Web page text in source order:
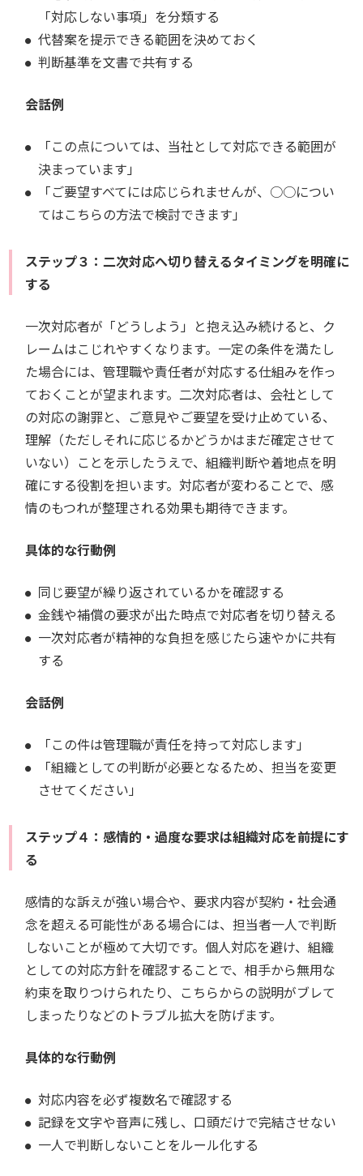
「対応しない事項」を分類する
代替案を提示できる範囲を決めておく
判断基準を文書で共有する
会話例
「この点については、当社として対応できる範囲が
決まっています」
「ご要望すべてには応じられませんが、○○につい
てはこちらの方法で検討できます」
ステップ３：二次対応へ切り替えるタイミングを明確に
する
一次対応者が「どうしよう」と抱え込み続けると、ク
レームはこじれやすくなります。一定の条件を満たし
た場合には、管理職や責任者が対応する仕組みを作っ
ておくことが望まれます。二次対応者は、会社として
の対応の謝罪と、ご意見やご要望を受け止めている、
理解（ただしそれに応じるかどうかはまだ確定させて
いない）ことを示したうえで、組織判断や着地点を明
確にする役割を担います。対応者が変わることで、感
情のもつれが整理される効果も期待できます。
具体的な行動例
同じ要望が繰り返されているかを確認する
金銭や補償の要求が出た時点で対応者を切り替える
一次対応者が精神的な負担を感じたら速やかに共有
する
会話例
「この件は管理職が責任を持って対応します」
「組織としての判断が必要となるため、担当を変更
させてください」
ステップ４：感情的・過度な要求は組織対応を前提にす
る
感情的な訴えが強い場合や、要求内容が契約・社会通
念を超える可能性がある場合には、担当者一人で判断
しないことが極めて大切です。個人対応を避け、組織
としての対応方針を確認することで、相手から無用な
約束を取りつけられたり、こちらからの説明がブレて
しまったりなどのトラブル拡大を防げます。
具体的な行動例
対応内容を必ず複数名で確認する
記録を文字や音声に残し、口頭だけで完結させない
一人で判断しないことをルール化する